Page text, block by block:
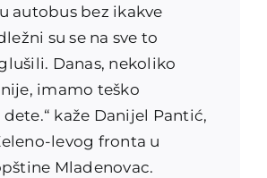
autobus bez ikakve
su se na sve to
Danas, nekoliko
imamo teško
kaže Danijel Pantić,
levog fronta u
Mladenovac.